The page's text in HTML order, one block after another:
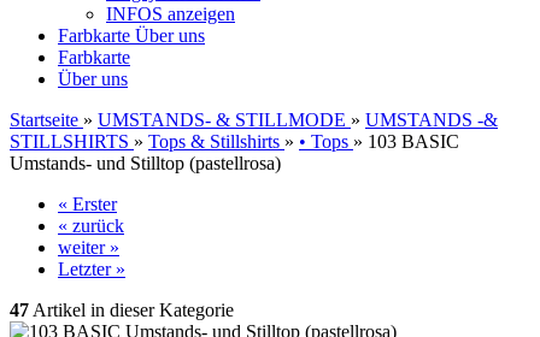
INFOS anzeigen
Farbkarte Über uns
Farbkarte
Über uns
Startseite » UMSTANDS- & STILLMODE » UMSTANDS -&
STILLSHIRTS » Tops & Stillshirts » • Tops » 103 BASIC
Umstands- und Stilltop (pastellrosa)
« Erster
« zurück
weiter »
Letzter »
47 Artikel in dieser Kategorie